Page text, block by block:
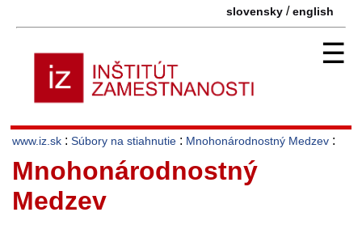
slovensky /english
☰
www.iz.sk : Súbory na stiahnutie : Mnohonárodnostný Medzev :
Mnohonárodnostný
Medzev